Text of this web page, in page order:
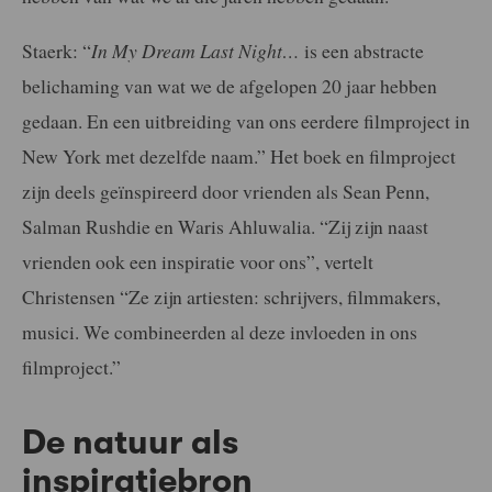
Staerk: “In My Dream Last Night… is een abstracte
belichaming van wat we de afgelopen 20 jaar hebben
gedaan. En een uitbreiding van ons eerdere filmproject in
New York met dezelfde naam.” Het boek en filmproject
zijn deels geïnspireerd door vrienden als Sean Penn,
Salman Rushdie en Waris Ahluwalia. “Zij zijn naast
vrienden ook een inspiratie voor ons”, vertelt
Christensen “Ze zijn artiesten: schrijvers, filmmakers,
musici. We combineerden al deze invloeden in ons
filmproject.”
De natuur als
inspiratiebron